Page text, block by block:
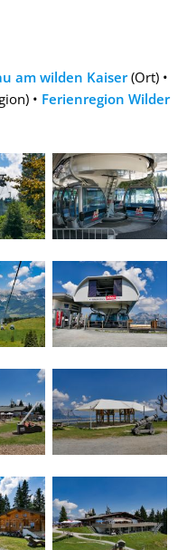
am wilden Kaiser(Ort) •
• Ferienregion Wilder